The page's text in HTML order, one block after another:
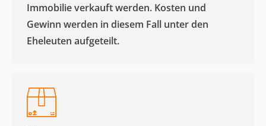
Immobilie verkauft werden. Kosten und
Gewinn werden in diesem Fall unter den
Eheleuten aufgeteilt.​